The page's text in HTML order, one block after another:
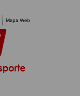
Mapa Web